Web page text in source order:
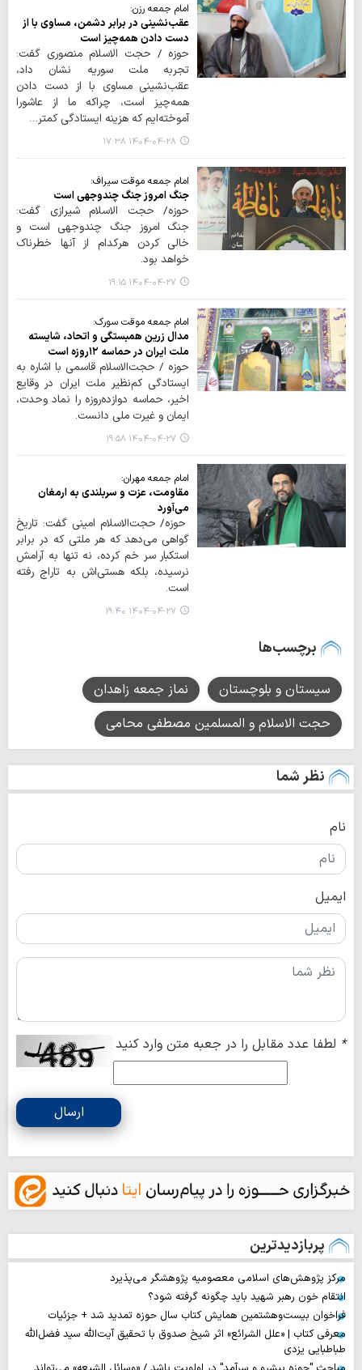
امام جمعه رزن:
عقب‌نشینی در برابر دشمن، مساوی با از
دست دادن همه‌چیز است
حوزه / حجت الاسلام منصوری گفت:
تجربه ملت سوریه نشان داد،
عقب‌نشینی مساوی با از دست دادن
همه‌چیز است، چراکه ما از عاشورا
آموخته‌ایم که هزینه‌ ایستادگی کمتر…
۱۴۰۴-۰۴-۲۸ ۱۷:۳۸
امام جمعه موقت سیراف:
جنگ امروز جنگ چندوجهی است
حوزه/ حجت الاسلام شیرازی گفت:
جنگ امروز جنگ چندوجهی است و
خالی کردن هرکدام از آنها خطرناک
خواهد بود.
۱۴۰۴-۰۴-۲۷ ۱۹:۱۵
امام جمعه موقت سورک:
مدال زرین همبستگی و اتحاد، شایسته
ملت ایران در حماسه ۱۲روزه است
حوزه / حجت‌الاسلام قاسمی با اشاره به
ایستادگی کم‌نظیر ملت ایران در وقایع
اخیر، حماسه دوازده‌روزه را نماد وحدت،
ایمان و غیرت ملی دانست.
۱۴۰۴-۰۴-۲۷ ۱۹:۵۸
امام جمعه مهران:
مقاومت، عزت و سربلندی به ارمغان
می‌آورد
حوزه/ حجت‌الاسلام امینی گفت: تاریخ
گواهی می‌دهد که هر ملتی که در برابر
استکبار سر خم کرده، نه تنها به آرامش
نرسیده، بلکه هستی‌اش به تاراج رفته
است.
۱۴۰۴-۰۴-۲۷ ۱۹:۴۰
برچسب‌ها
سیستان و بلوچستان
نماز جمعه زاهدان
حجت الاسلام و المسلمین مصطفی محامی
نظر شما
نام
ایمیل
* لطفا عدد مقابل را در جعبه متن وارد کنید
ارسال
پربازدیدترین
مرکز پژوهش‌های اسلامی معصومیه پژوهشگر می‌پذیرد
انتقام خون رهبر شهید باید چگونه گرفته شود؟
فراخوان بیست‌وهشتمین همایش کتاب سال حوزه تمدید شد + جزئیات
معرفی کتاب | «علل الشرائع» اثر شیخ صدوق با تحقیق آیت‌الله سید فضل‌الله
طباطبایی یزدی